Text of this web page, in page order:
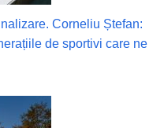
Corneliu Ștefan:
de sportivi care ne